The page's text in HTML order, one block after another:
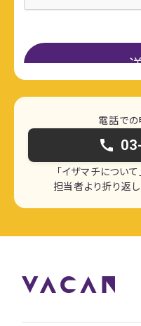
電話での
call
「イザマチについ
担当者より折り返